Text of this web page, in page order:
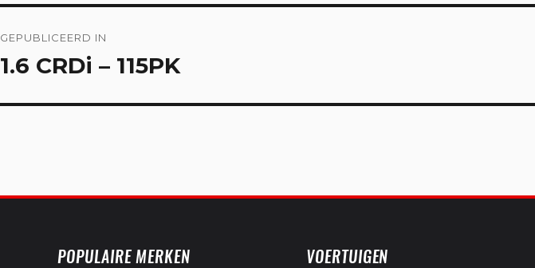
navigatie
GEPUBLICEERD IN
1.6 CRDi – 115PK
POPULAIRE MERKEN VOERTUIGEN